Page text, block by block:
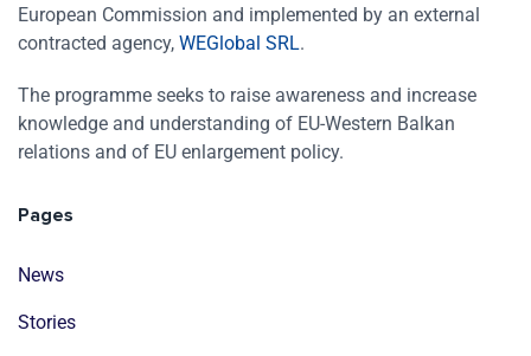
European Commission and implemented by an external
contracted agency, WEGlobal SRL.
The programme seeks to raise awareness and increase
knowledge and understanding of EU-Western Balkan
relations and of EU enlargement policy.
Pages
News
Stories